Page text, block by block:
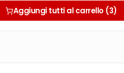
Aggiungi tutti al carrello (3)